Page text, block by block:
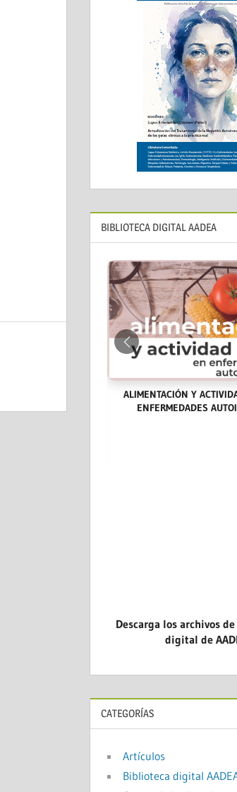
BIBLIOTECA DIGITAL AADEA
ALIMENTACIÓN Y
ENFERMEDADES
Descarga los archivos
digital de
CATEGORÍAS
Artículos
Biblioteca digital